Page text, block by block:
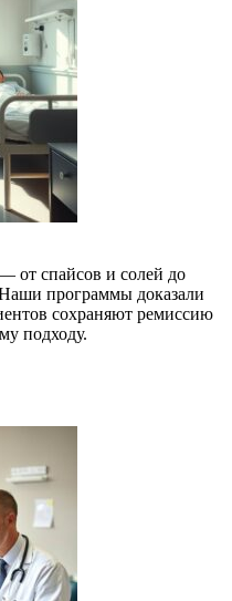
от спайсов и солей до
программы доказали
сохраняют ремиссию
подходу.